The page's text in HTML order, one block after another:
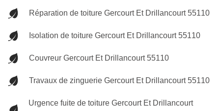
Réparation de toiture Gercourt Et Drillancourt 55110
Isolation de toiture Gercourt Et Drillancourt 55110
Couvreur Gercourt Et Drillancourt 55110
Travaux de zinguerie Gercourt Et Drillancourt 55110
Urgence fuite de toiture Gercourt Et Drillancourt